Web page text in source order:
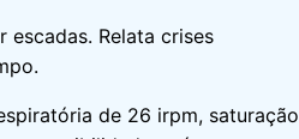
Relata crises
de 26 irpm, saturação